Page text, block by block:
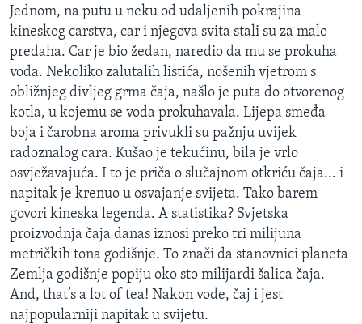
Jednom, na putu u neku od udaljenih pokrajina
kineskog carstva, car i njegova svita stali su za malo
predaha. Car je bio žedan, naredio da mu se prokuha
voda. Nekoliko zalutalih listića, nošenih vjetrom s
obližnjeg divljeg grma čaja, našlo je puta do otvorenog
kotla, u kojemu se voda prokuhavala. Lijepa smeđa
boja i čarobna aroma privukli su pažnju uvijek
radoznalog cara. Kušao je tekućinu, bila je vrlo
osvježavajuća. I to je priča o slučajnom otkriću čaja... i
napitak je krenuo u osvajanje svijeta. Tako barem
govori kineska legenda. A statistika? Svjetska
proizvodnja čaja danas iznosi preko tri milijuna
metričkih tona godišnje. To znači da stanovnici planeta
Zemlja godišnje popiju oko sto milijardi šalica čaja.
And, that’s a lot of tea! Nakon vode, čaj i jest
najpopularniji napitak u svijetu.